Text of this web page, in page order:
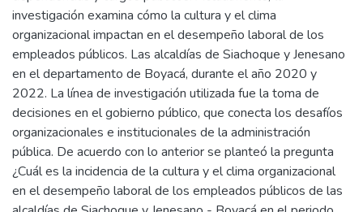
investigación examina cómo la cultura y el clima
organizacional impactan en el desempeño laboral de los
empleados públicos. Las alcaldías de Siachoque y Jenesano
en el departamento de Boyacá, durante el año 2020 y
2022. La línea de investigación utilizada fue la toma de
decisiones en el gobierno público, que conecta los desafíos
organizacionales e institucionales de la administración
pública. De acuerdo con lo anterior se planteó la pregunta
¿Cuál es la incidencia de la cultura y el clima organizacional
en el desempeño laboral de los empleados públicos de las